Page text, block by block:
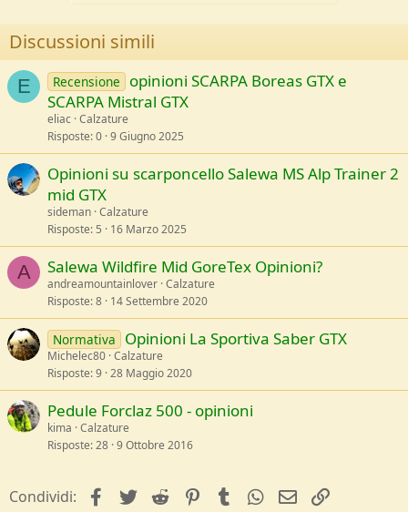
Discussioni simili
E Recensione
opinioni SCARPA Boreas GTX e
SCARPA Mistral GTX
eliac Calzature
Risposte 0 9 Giugno 2025
Opinioni su scarponcello Salewa MS Alp Trainer 2
mid GTX
sideman Calzature
Risposte 5 16 Marzo 2025
A Salewa Wildfire Mid GoreTex Opinioni?
andreamountainlover Calzature
Risposte 8 14 Settembre 2020
Normativa Opinioni La Sportiva Saber GTX
Michelec80 Calzature
Risposte 9 28 Maggio 2020
Pedule Forclaz 500 - opinioni
kima Calzature
Risposte 28 9 Ottobre 2016
Condividi: facebookTwitterReddit PinterestTumblrWhatsApp
e-mail